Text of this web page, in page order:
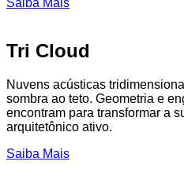
Saiba Mais
Tri Cloud
Nuvens acústicas
sombra ao teto. Geometria e
encontram para transformar a
arquitetônico ativo.
Saiba Mais